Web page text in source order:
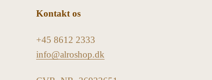
Kontakt os
+45 8612 2333
info@alroshop.dk